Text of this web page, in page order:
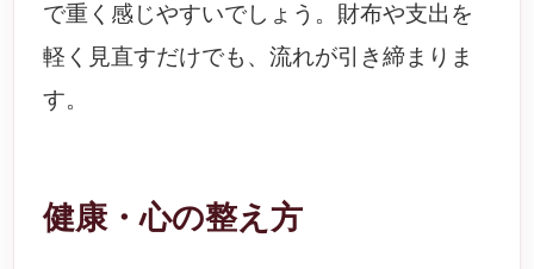
で重く感じやすいでしょう。財布や支出を
軽く見直すだけでも、流れが引き締まりま
す。
健康・心の整え方